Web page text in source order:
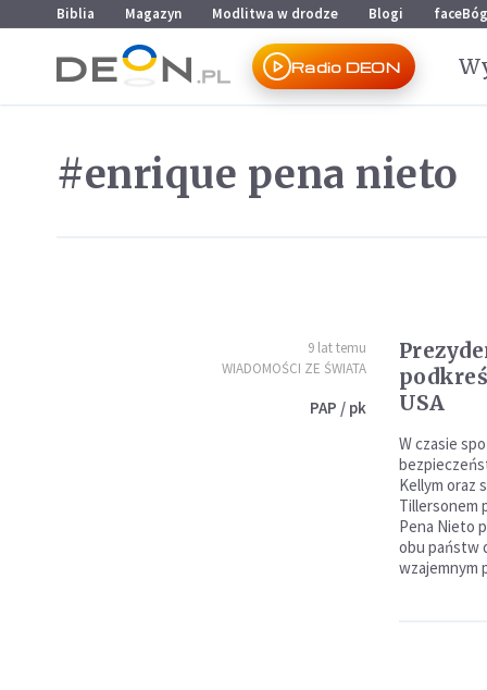
Przejdź do menu głównego
Przejdź do treści
Biblia Magazyn Modlitwa w drodze Blogi faceBóg
Radio DEON
#enrique pena nieto
9 lat temu
WIADOMOŚCI ZE ŚWIATA
PAP / pk
USA
W czasie
Kellym oraz
Tillersonem
Pena Nieto
obu państw
wzajemnym